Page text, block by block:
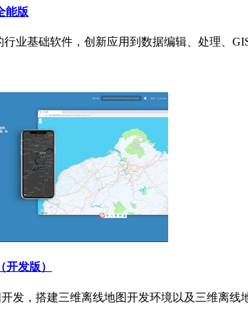
能版
行业基础软件，创新应用到数据编辑、处理、
开发版）
开发，搭建三维离线地图开发环境以及三维离